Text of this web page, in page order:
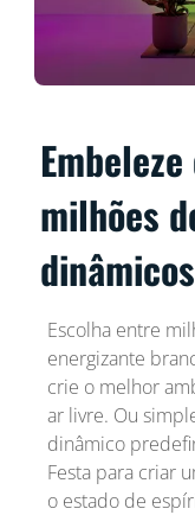
milhões
dinâmicos
Escolha entre
energizante
crie o melhor
ar livre. Ou
dinâmico
Festa para criar
o estado de